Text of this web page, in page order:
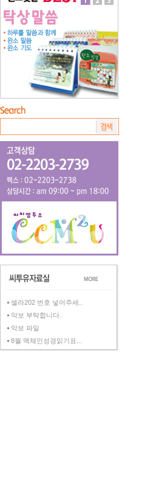
셀라202 번호 넣어주세..
악보 부탁합니다.
악보 파일
8월 맥체인성경읽기표...